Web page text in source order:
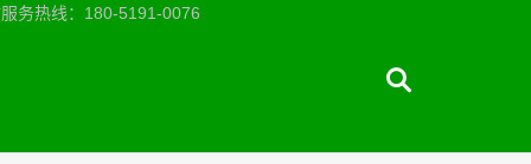
务热线：180-5191-0076